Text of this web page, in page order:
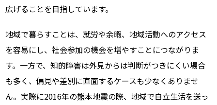
広げることを目指しています。
地域で暮らすことは、就労や余暇、地域活動へのアクセス
を容易にし、社会参加の機会を増やすことにつながりま
す。一方で、知的障害は外見からは判断がつきにくい場合
も多く、偏見や差別に直面するケースも少なくありませ
ん。実際に2016年の熊本地震の際、地域で自立生活を送っ